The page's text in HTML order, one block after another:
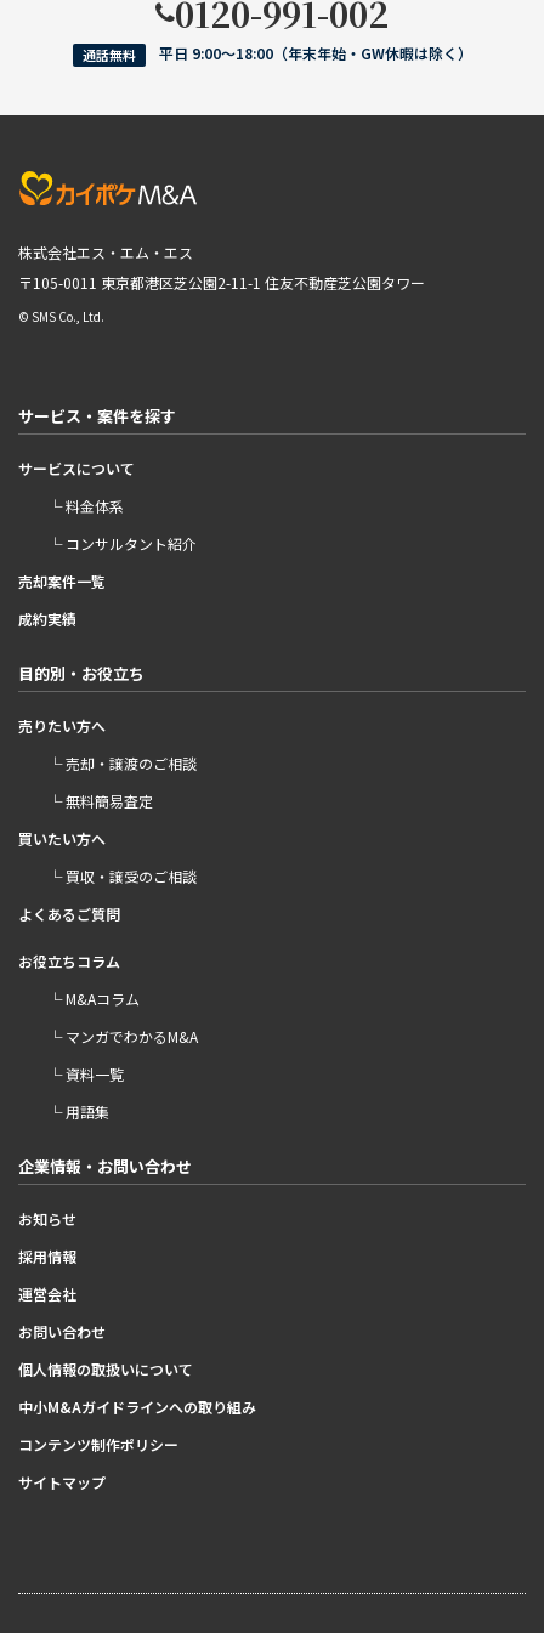
0120-991-002
通話無料 平日 9:00〜18:00（年末年始・GW休暇は除く）
株式会社エス・エム・エス
〒105-0011 東京都港区芝公園2-11-1 住友不動産芝公園タワー
© SMS Co., Ltd.
サービス・案件を探す
サービスについて
└ 料金体系
└ コンサルタント紹介
売却案件一覧
成約実績
目的別・お役立ち
売りたい方へ
└ 売却・譲渡のご相談
└ 無料簡易査定
買いたい方へ
└ 買収・譲受のご相談
よくあるご質問
お役立ちコラム
└ M&Aコラム
└ マンガでわかるM&A
└ 資料一覧
└ 用語集
企業情報・お問い合わせ
お知らせ
採用情報
運営会社
お問い合わせ
個人情報の取扱いについて
中小M&Aガイドラインへの取り組み
コンテンツ制作ポリシー
サイトマップ